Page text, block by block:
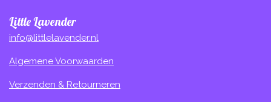
Little Lavender
info@littlelavender.nl
Algemene Voorwaarden
Verzenden & Retourneren